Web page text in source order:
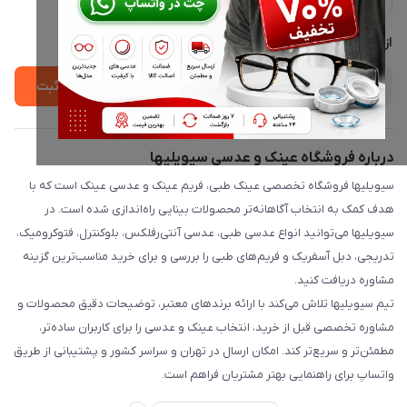
لیست محصولات
درباره ما
پشتیبانی واتساپ 09397003162
از جدید‌ترین تخفیف‌ها با‌ خبر شوید
ثبت
درباره فروشگاه عینک و عدسی سیویلیها
سیویلیها فروشگاه تخصصی عینک طبی، فریم عینک و عدسی عینک است که با
هدف کمک به انتخاب آگاهانه‌تر محصولات بینایی راه‌اندازی شده است. در
سیویلیها می‌توانید انواع عدسی طبی، عدسی آنتی‌رفلکس، بلوکنترل، فتوکرومیک،
تدریجی، دبل آسفریک و فریم‌های طبی را بررسی و برای خرید مناسب‌ترین گزینه
مشاوره دریافت کنید.
تیم سیویلیها تلاش می‌کند با ارائه برندهای معتبر، توضیحات دقیق محصولات و
مشاوره تخصصی قبل از خرید، انتخاب عینک و عدسی را برای کاربران ساده‌تر،
مطمئن‌تر و سریع‌تر کند. امکان ارسال در تهران و سراسر کشور و پشتیبانی از طریق
واتساپ برای راهنمایی بهتر مشتریان فراهم است.